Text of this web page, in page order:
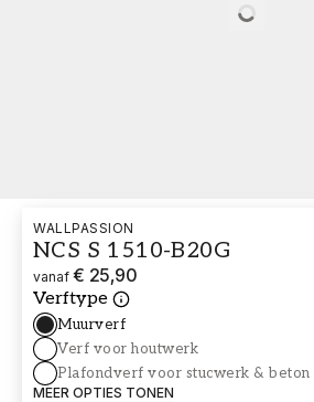
Loading…
WALLPASSION
NCS S 1510-B20G
vanaf € 25,90
Verftype
Muurverf
Verf voor houtwerk
Plafondverf voor stucwerk & beton
MEER OPTIES TONEN